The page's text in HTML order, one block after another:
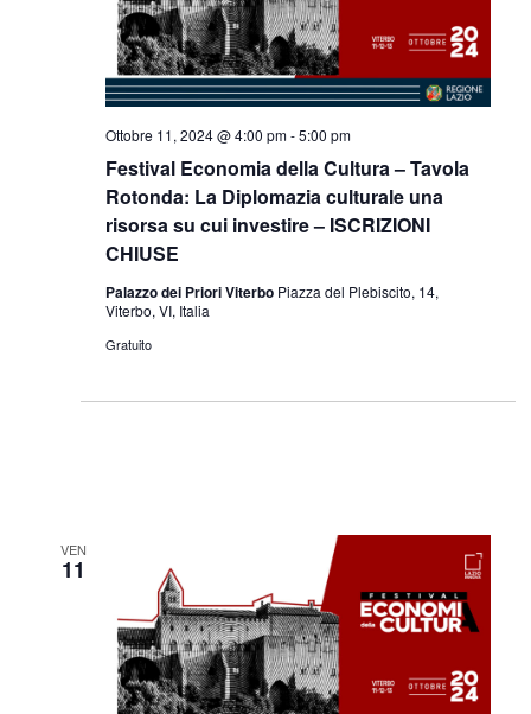
Festival Economia della Cultura – Tavola
Rotonda: La Diplomazia culturale una
risorsa su cui investire – ISCRIZIONI
CHIUSE
Ottobre 11, 2024 @ 4:00 pm-5:00 pm
Palazzo dei Priori Viterbo Piazza del Plebiscito, 14,
Viterbo, VI, Italia
Gratuito
VEN
11